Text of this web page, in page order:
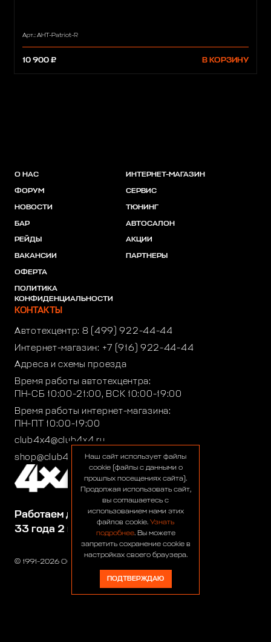
Арт.: АНТ-Patriot-R
10 900 ₽ В КОРЗИНУ
© 1991-2026 ООО «Сервис 4х4»
Работаем для вас:
33 года 2 месяца 25 дней
О НАС
ФОРУМ
НОВОСТИ
БАР
РЕЙДЫ
ВАКАНСИИ
ОФЕРТА
ПОЛИТИКА
КОНФИДЕНЦИАЛЬНОСТИ
ИНТЕРНЕТ-МАГАЗИН
СЕРВИС
ТЮНИНГ
АВТОСАЛОН
АКЦИИ
ПАРТНЕРЫ
КОНТАКТЫ
Автотехцентр: 8 (499) 922-44-44
Интернет-магазин: +7 (916) 922-44-44
Адреса и схемы проезда
Время работы автотехцентра:
ПН-СБ 10:00-21:00, ВСК 10:00-19:00
Время работы интернет-магазина:
ПН-ПТ 10:00-19:00
club4x4@club4x4.ru
shop@club4x4.ruНаш сайт использует файлы
cookie (файлы с данными о
прошлых посещениях сайта).
Продолжая использовать сайт,
вы соглашаетесь с
использованием нами этих
файлов cookie. Узнать
подробнее. Вы можете
запретить сохранение cookie в
настройках своего браузера.
ПОДТВЕРЖДАЮ